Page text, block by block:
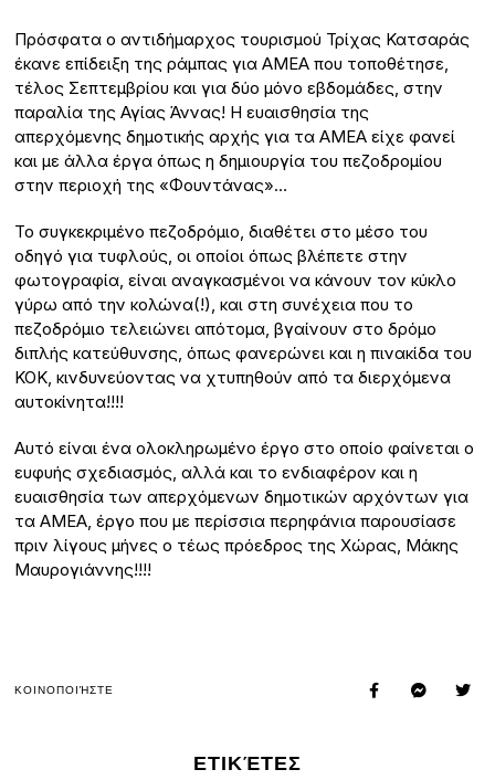
Πρόσφατα ο αντιδήμαρχος τουρισμού Τρίχας Κατσαράς
έκανε επίδειξη της ράμπας για ΑΜΕΑ που τοποθέτησε,
τέλος Σεπτεμβρίου και για δύο μόνο εβδομάδες, στην
παραλία της Αγίας Άννας! Η ευαισθησία της
απερχόμενης δημοτικής αρχής για τα ΑΜΕΑ είχε φανεί
και με άλλα έργα όπως η δημιουργία του πεζοδρομίου
στην περιοχή της «Φουντάνας»…
Το συγκεκριμένο πεζοδρόμιο, διαθέτει στο μέσο του
οδηγό για τυφλούς, οι οποίοι όπως βλέπετε στην
φωτογραφία, είναι αναγκασμένοι να κάνουν τον κύκλο
γύρω από την κολώνα(!), και στη συνέχεια που το
πεζοδρόμιο τελειώνει απότομα, βγαίνουν στο δρόμο
διπλής κατεύθυνσης, όπως φανερώνει και η πινακίδα του
ΚΟΚ, κινδυνεύοντας να χτυπηθούν από τα διερχόμενα
αυτοκίνητα!!!!
Αυτό είναι ένα ολοκληρωμένο έργο στο οποίο φαίνεται ο
ευφυής σχεδιασμός, αλλά και το ενδιαφέρον και η
ευαισθησία των απερχόμενων δημοτικών αρχόντων για
τα ΑΜΕΑ, έργο που με περίσσια περηφάνια παρουσίασε
πριν λίγους μήνες ο τέως πρόεδρος της Χώρας, Μάκης
Μαυρογιάννης!!!!
ΚΟΙΝΟΠΟΙΉΣΤΕ
ΕΤΙΚΈΤΕΣ